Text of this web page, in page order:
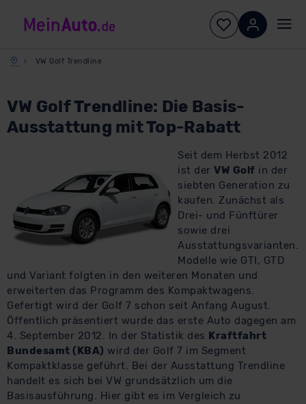
VW Golf Trendline
VW Golf Trendline: Die Basis-
Ausstattung mit Top-Rabatt
​Seit dem Herbst 2012
ist der VW Golf in der
siebten Generation zu
kaufen. Zunächst als
Drei- und Fünftürer
sowie drei
Ausstattungsvarianten.
Modelle wie GTI, GTD
und Variant folgten in den weiteren Monaten und
erweiterten das Programm des Kompaktwagens.
Gefertigt wird der Golf 7 schon seit Anfang August.
Öffentlich präsentiert wurde das erste Auto dagegen am
4. September 2012. In der Statistik des Kraftfahrt
Bundesamt (KBA) wird der Golf 7 im Segment
Kompaktklasse geführt. Bei der Ausstattung Trendline
handelt es sich bei VW grundsätzlich um die
Basisausführung. Hier gibt es im Vergleich zu